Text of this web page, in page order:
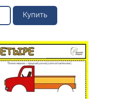
Купить